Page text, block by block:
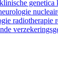
klinische genetica
radiotherapie